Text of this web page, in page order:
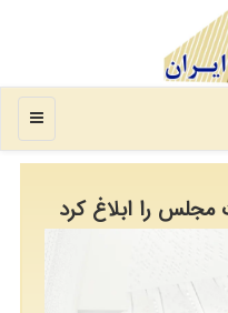
منو
مجلس را ابلاغ کرد